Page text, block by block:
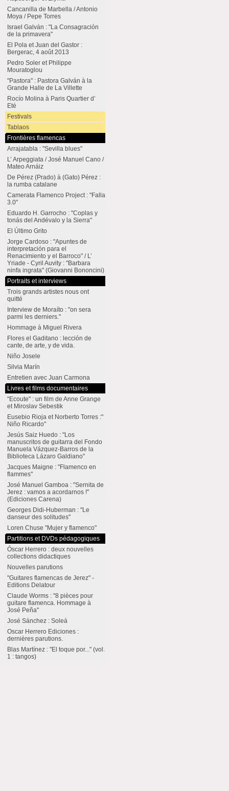
Cancanilla de Marbella / Antonio
Moya / Pepe Torres
Israel Galván : "La Consagración
de la primavera"
El Pola et Juan del Gastor :
Bergerac, 4 août 2013
Pedro Soler et Philippe
Mouratoglou
"Pastora" : Pastora Galván à la
Grande Halle de La Villette
Rocío Molina à Paris Quartier d’
Eté
Festivals
Tablaos
Frontières flamencas
Arrajatabla : "Sevilla blues"
L’ Arpeggiata / José Manuel Cano /
Mateo Arnáiz
De Pérez (Prado) à (Gato) Pérez :
la rumba catalane
Camerata Flamenco Project : "Falla
3.0"
Eduardo H. Garrocho : "Coplas y
tonás del Andévalo y la Sierra"
El Último Grito
Jorge Cardoso : "Apuntes de
interpretación para el
Renacimiento y el Barroco" / L’
Yriade - Cyril Auvity : "Barbara
ninfa ingrata" (Giovanni Bononcini)
Portraits et interviews
Trois grands artistes nous ont
quitté
Interview de Moraíto : "on sera
parmi les derniers."
Hommage à Miguel Rivera
Flores el Gaditano : lección de
cante, de arte, y de vida.
Niño Josele
Silvia Marín
Entretien avec Juan Carmona
Livres et films documentaires
"Ecoute" : un film de Anne Grange
et Miroslav Sebestik
Eusebio Rioja et Norberto Torres :"
Niño Ricardo"
Jesús Saiz Huedo : "Los
manuscritos de guitarra del Fondo
Manuela Vázquez-Barros de la
Biblioteca Lázaro Galdiano"
Jacques Maigne : "Flamenco en
flammes"
José Manuel Gamboa : "Sernita de
Jerez : vamos a acordarnos !"
(Ediciones Carena)
Georges Didi-Huberman : "Le
danseur des solitudes"
Loren Chuse "Mujer y flamenco"
Partitions et DVDs pédagogiques
Óscar Herrero : deux nouvelles
collections didactiques
Nouvelles parutions
"Guitares flamencas de Jerez" -
Editions Delatour
Claude Worms : "8 pièces pour
guitare flamenca. Hommage à
José Peña"
José Sánchez : Soleá
Oscar Herrero Ediciones :
dernières parutions.
Blas Martínez : "El toque por..." (vol.
1 : tangos)